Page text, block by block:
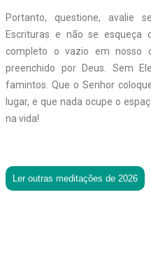
Portanto, questione, avalie
Escrituras e não se esqueça
completo o vazio em nosso
preenchido por Deus. Sem
famintos. Que o Senhor
lugar, e que nada ocupe o
na vida!
Ler outras meditações de 2026